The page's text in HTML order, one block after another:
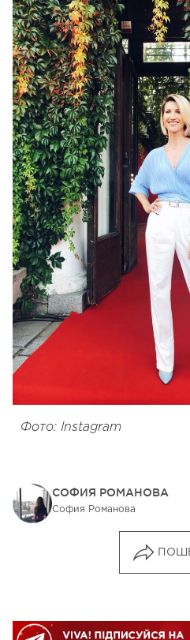
Фото: Instagram
СОФИЯ РОМАНОВА
София Романова